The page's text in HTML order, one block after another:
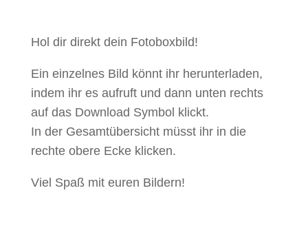
Hol dir direkt dein Fotoboxbild!
Ein einzelnes Bild könnt ihr herunterladen,
indem ihr es aufruft und dann unten rechts
auf das Download Symbol klickt.
In der Gesamtübersicht müsst ihr in die
rechte obere Ecke klicken.
Viel Spaß mit euren Bildern!